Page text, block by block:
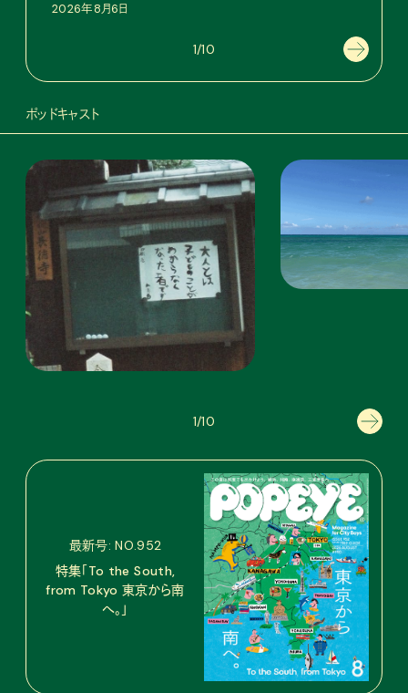
2026年8月6日
1/10
ポッドキャスト
1/10
最新号: NO.952
特集「To the South,
from Tokyo 東京から南
へ。」